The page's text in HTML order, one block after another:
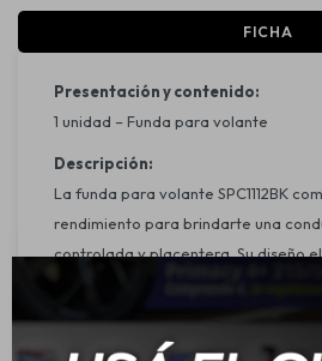
FICHA
Presentación y contenido:
1 unidad – Funda para volante
Descripción:
La funda para volante SPC1112BK
rendimiento para brindarte una
controlada y placentera. Su diseño
gris, junto con materiales de alta
agarre firme, mayor confort y estilo
Compatible con la mayoría de los